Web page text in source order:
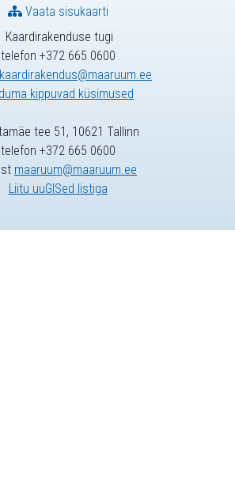
Kaardirakenduse tugi
telefon +372 665 0600
kaardirakendus@maaruum.ee
kippuvad küsimused
Vaata sisukaarti
tee 51, 10621 Tallinn
telefon +372 665 0600
maaruum@maaruum.ee
Liitu uuGISed listiga